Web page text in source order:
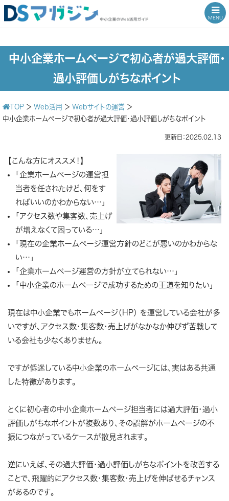
MENU
中小企業ホームページで初心者が過大評価・
過小評価しがちなポイント
TOP ＞ Web活用 ＞ Webサイトの運営 ＞
中小企業ホームページで初心者が過大評価・過小評価しがちなポイント
更新日：2025.02.13
【こんな方にオススメ！】
「企業ホームページの運営担
当者を任されたけど、何をす
ればいいのかわからない…」
「アクセス数や集客数、売上げ
が増えなくて困っている…」
「現在の企業ホームページ運営方針のどこが悪いのかわからな
い…」
「企業ホームページ運営の方針が立てられない…」
「中小企業のホームページで成功するための王道を知りたい」
現在は中小企業でもホームページ（HP） を運営している会社が多
いですが、アクセス数・集客数・売上げがなかなか伸びず苦戦して
いる会社も少なくありません。
ですが低迷している中小企業のホームページには、実はある共通
した特徴があります。
とくに初心者の中小企業ホームページ担当者には過大評価・過小
評価しがちなポイントが複数あり、その誤解がホームページの不
振につながっているケースが散見されます。
逆にいえば、その過大評価・過小評価しがちなポイントを改善する
ことで、飛躍的にアクセス数・集客数・売上げを伸ばせるチャンス
があるのです。